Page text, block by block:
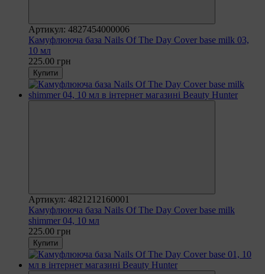
Артикул: 4827454000006
Камуфлююча база Nails Of The Day Cover base milk 03,
10 мл
225.00 грн
Купити
Артикул: 4821212160001
Камуфлююча база Nails Of The Day Cover base milk
shimmer 04, 10 мл
225.00 грн
Купити